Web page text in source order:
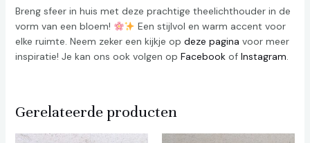
Breng sfeer in huis met deze prachtige theelichthouder in de
vorm van een bloem!
Een stijlvol en warm accent voor
elke ruimte. Neem zeker een kijkje op deze pagina voor meer
inspiratie! Je kan ons ook volgen op Facebookof Instagram.
Gerelateerde producten